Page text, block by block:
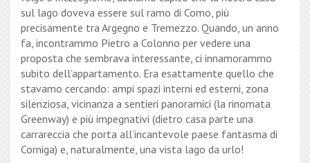
sul lago doveva essere sul ramo di Como, più
precisamente tra Argegno e Tremezzo. Quando, un anno
fa, incontrammo Pietro a Colonno per vedere una
proposta che sembrava interessante, ci innamorammo
subito dell’appartamento. Era esattamente quello che
stavamo cercando: ampi spazi interni ed esterni, zona
silenziosa, vicinanza a sentieri panoramici (la rinomata
Greenway) e più impegnativi (dietro casa parte una
carrareccia che porta all’incantevole paese fantasma di
Corniga) e, naturalmente, una vista lago da urlo!